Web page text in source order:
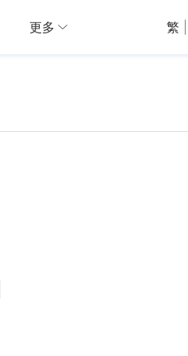
更多 繁